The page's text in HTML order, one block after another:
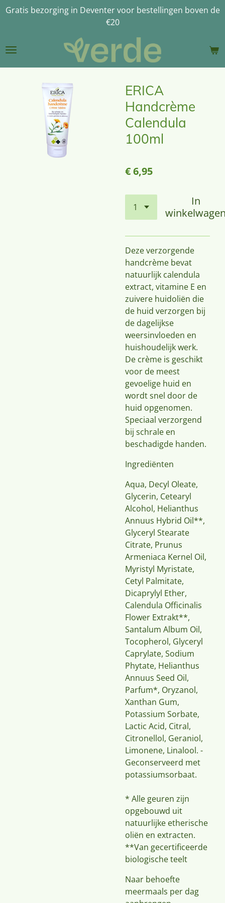
Ga
de
Gratis bezorging in Deventer voor bestellingen boven de
€20
ERICA
Handcrème
Calendula
100ml
€ 6,95
In
Deze verzorgende
handcrème bevat
natuurlijk calendula
extract, vitamine E en
zuivere huidoliën die
de huid verzorgen bij
de dagelijkse
weersinvloeden en
huishoudelijk werk.
De crème is geschikt
voor de meest
gevoelige huid en
wordt snel door de
huid opgenomen.
Speciaal verzorgend
bij schrale en
beschadigde handen.
Ingrediënten
Aqua, Decyl Oleate,
Glycerin, Cetearyl
Alcohol, Helianthus
Annuus Hybrid Oil**,
Glyceryl Stearate
Citrate, Prunus
Armeniaca Kernel Oil,
Myristyl Myristate,
Cetyl Palmitate,
Dicaprylyl Ether,
Calendula Officinalis
Flower Extrakt**,
Santalum Album Oil,
Tocopherol, Glyceryl
Caprylate, Sodium
Phytate, Helianthus
Annuus Seed Oil,
Parfum*, Oryzanol,
Xanthan Gum,
Potassium Sorbate,
Lactic Acid, Citral,
Citronellol, Geraniol,
Limonene, Linalool. -
Geconserveerd met
potassiumsorbaat.
* Alle geuren zijn
opgebouwd uit
natuurlijke etherische
oliën en extracten.
**Van gecertificeerde
biologische teelt
Naar behoefte
meermaals per dag